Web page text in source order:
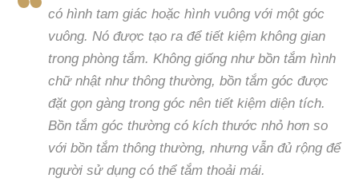
có hình tam giác hoặc hình vuông với một góc
vuông. Nó được tạo ra để tiết kiệm không gian
trong phòng tắm. Không giống như bồn tắm hình
chữ nhật như thông thường, bồn tắm góc được
đặt gọn gàng trong góc nên tiết kiệm diện tích.
Bồn tắm góc thường có kích thước nhỏ hơn so
với bồn tắm thông thường, nhưng vẫn đủ rộng để
người sử dụng có thể tắm thoải mái.